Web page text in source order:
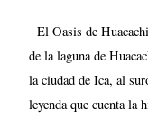
El Oasis de
de la laguna de
la ciudad de Ica, al
leyenda que cuenta la